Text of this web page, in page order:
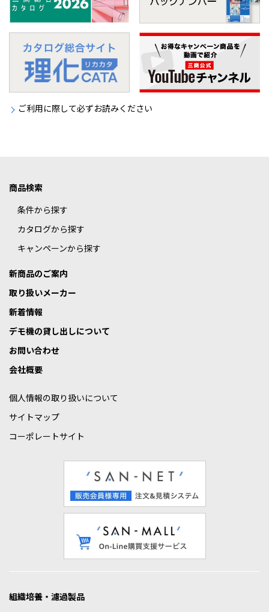
ご利用に際して必ずお読みください
商品検索
条件から探す
カタログから探す
キャンペーンから探す
新商品のご案内
取り扱いメーカー
新着情報
デモ機の貸し出しについて
お問い合わせ
会社概要
個人情報の取り扱いについて
サイトマップ
コーポレートサイト
組織培養・濾過製品